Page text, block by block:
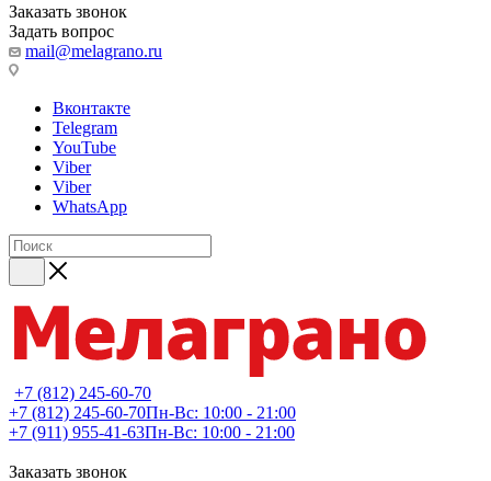
Заказать звонок
Задать вопрос
mail@melagrano.ru
Вконтакте
Telegram
YouTube
Viber
Viber
WhatsApp
+7 (812) 245-60-70
+7 (812) 245-60-70Пн-Вс: 10:00 - 21:00
+7 (911) 955-41-63Пн-Вс: 10:00 - 21:00
Заказать звонок